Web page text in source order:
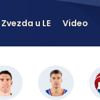
Zvezda u LE Video